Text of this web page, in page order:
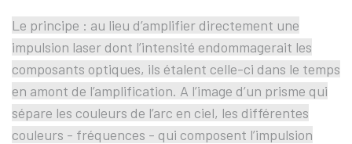
Le principe : au lieu d’amplifier directement une
impulsion laser dont l’intensité endommagerait les
composants optiques, ils étalent celle-ci dans le temps
en amont de l’amplification. A l’image d’un prisme qui
sépare les couleurs de l’arc en ciel, les différentes
couleurs - fréquences - qui composent l’impulsion